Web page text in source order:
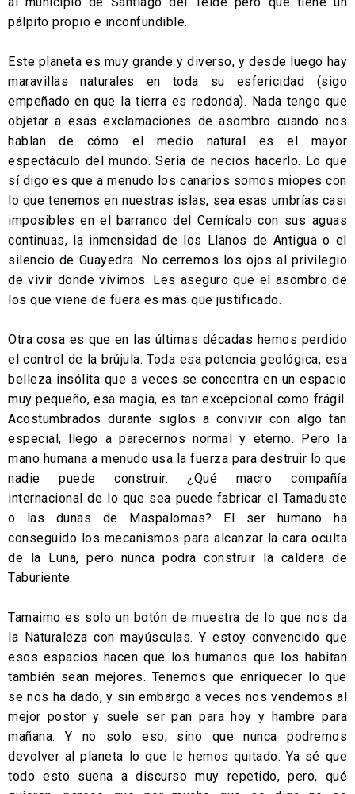
pálpito propio e inconfundible.
Este planeta es muy grande y diverso, y desde luego hay
maravillas naturales en toda su esfericidad (sigo
empeñado en que la tierra es redonda). Nada tengo que
objetar a esas exclamaciones de asombro cuando nos
hablan de cómo el medio natural es el mayor
espectáculo del mundo. Sería de necios hacerlo. Lo que
sí digo es que a menudo los canarios somos miopes con
lo que tenemos en nuestras islas, sea esas umbrías casi
imposibles en el barranco del Cernícalo con sus aguas
continuas, la inmensidad de los Llanos de Antigua o el
silencio de Guayedra. No cerremos los ojos al privilegio
de vivir donde vivimos. Les aseguro que el asombro de
los que viene de fuera es más que justificado.
Otra cosa es que en las últimas décadas hemos perdido
el control de la brújula. Toda esa potencia geológica, esa
belleza insólita que a veces se concentra en un espacio
muy pequeño, esa magia, es tan excepcional como frágil.
Acostumbrados durante siglos a convivir con algo tan
especial, llegó a parecernos normal y eterno. Pero la
mano humana a menudo usa la fuerza para destruir lo que
nadie puede construir. ¿Qué macro compañía
internacional de lo que sea puede fabricar el Tamaduste
o las dunas de Maspalomas? El ser humano ha
conseguido los mecanismos para alcanzar la cara oculta
de la Luna, pero nunca podrá construir la caldera de
Taburiente.
Tamaimo es solo un botón de muestra de lo que nos da
la Naturaleza con mayúsculas. Y estoy convencido que
esos espacios hacen que los humanos que los habitan
también sean mejores. Tenemos que enriquecer lo que
se nos ha dado, y sin embargo a veces nos vendemos al
mejor postor y suele ser pan para hoy y hambre para
mañana. Y no solo eso, sino que nunca podremos
devolver al planeta lo que le hemos quitado. Ya sé que
todo esto suena a discurso muy repetido, pero, qué